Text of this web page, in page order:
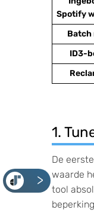
<
Spotify
Batch
ID3-
1.
De
waarde
tool